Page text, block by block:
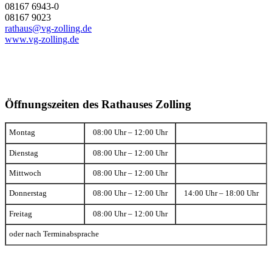
08167 6943-0
08167 9023
rathaus@vg-zolling.de
www.vg-zolling.de
Öffnungszeiten des Rathauses Zolling
Montag 08:00 Uhr – 12:00 Uhr
Dienstag 08:00 Uhr – 12:00 Uhr
Mittwoch 08:00 Uhr – 12:00 Uhr
Donnerstag 08:00 Uhr – 12:00 Uhr 14:00 Uhr – 18:00 Uhr
Freitag 08:00 Uhr – 12:00 Uhr
oder nach Terminabsprache